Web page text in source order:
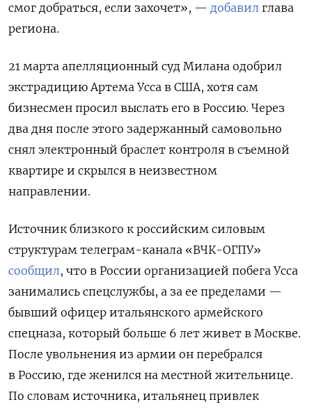
смог добраться, если захочет», — добавил глава
региона.
21 марта апелляционный суд Милана одобрил
экстрадицию Артема Усса в США, хотя сам
бизнесмен просил выслать его в Россию. Через
два дня после этого задержанный самовольно
снял электронный браслет контроля в съемной
квартире и скрылся в неизвестном
направлении.
Источник близкого к российским силовым
структурам телеграм-канала «ВЧК-ОГПУ»
сообщил, что в России организацией побега Усса
занимались спецслужбы, а за ее пределами —
бывший офицер итальянского армейского
спецназа, который больше 6 лет живет в Москве.
После увольнения из армии он перебрался
в Россию, где женился на местной жительнице.
По словам источника, итальянец привлек